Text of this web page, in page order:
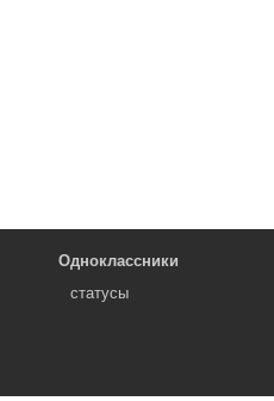
Одноклассники
статусы